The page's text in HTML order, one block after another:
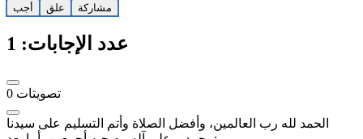
أجب
علق مشاركة
عدد الإجابات: 1
0 تصويتات
الحمد لله رب العالمين، وأفضل الصلاة وأتم التسليم على سيدنا